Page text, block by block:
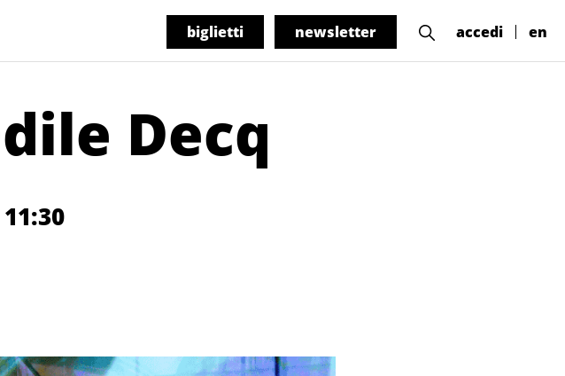
biglietti newsletter accedi en
Decq